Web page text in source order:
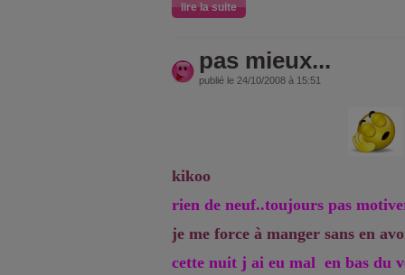
lire la suite
pas mieux...
publié le 24/10/2008 à 15:51
kikoo
rien de neuf..toujours pas
je me force à manger sans en
cette nuit j ai eu mal en bas du